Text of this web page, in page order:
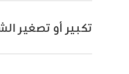
تكبير أو تصغير